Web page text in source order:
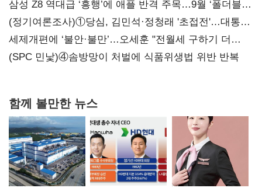
삼성 Z8 역대급 ‘흥행’에 애플 반격 주목…9월 ‘폴더블
대전’
(정기여론조사)①당심, 김민석·정청래 '초접전'…대통령
지지도 '50% 아래로'(종합)
세제개편에 ‘불안·불만’…오세훈 "전월세 구하기 더
힘들어질 것"
(SPC 민낯)④솜방망이 처벌에 식품위생법 위반 반복
함께 볼만한 뉴스